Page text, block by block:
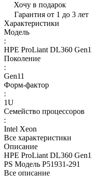
Хочу в подарок
Гарантия от 1 до 3 лет
Характеристики
Модель
:
HPE ProLiant DL360
Поколение
:
Gen11
Форм-фактор
:
1U
Семейство процессоров
:
Intel Xeon
Все характеристики
Описание
HPE ProLiant DL360
PS Модель P51931-291
Все описание